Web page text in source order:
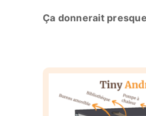
Ça donnerait